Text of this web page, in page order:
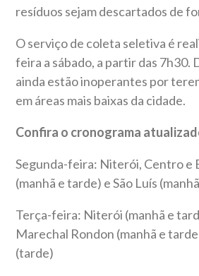
resíduos sejam descartados de
O serviço de coleta seletiva é
feira a sábado, a partir das 7h30.
ainda estão inoperantes por
em áreas mais baixas da cidade.
Confira o cronograma
Segunda-feira: Niterói, Centro e
(manhã e tarde) e São Luís
Terça-feira: Niterói (manhã e
Marechal Rondon (manhã e
(tarde)